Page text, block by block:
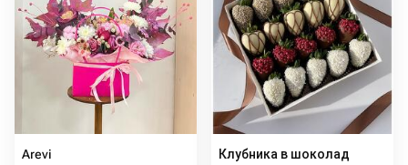
Arevi Клубника в шоколад